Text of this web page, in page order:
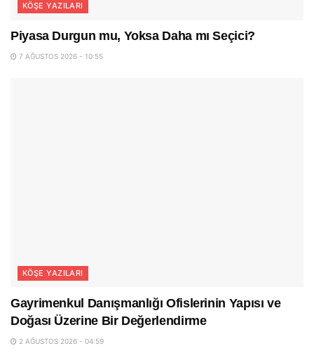
KÖŞE YAZILARI
Piyasa Durgun mu, Yoksa Daha mı Seçici?
7 AĞUSTOS 2026 - 10:55
KÖŞE YAZILARI
Gayrimenkul Danışmanlığı Ofislerinin Yapısı ve
Doğası Üzerine Bir Değerlendirme
2 AĞUSTOS 2026 - 04:59